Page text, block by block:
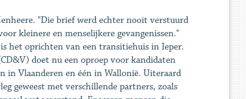
"Die brief werd echter nooit verstuurd
kleinere en menselijkere gevangenissen."
het oprichten van een transitiehuis in Ieper.
doet nu een oproep voor kandidaten
in Vlaanderen en één in Wallonië. Uiteraard
geweest met verschillende partners, zoals